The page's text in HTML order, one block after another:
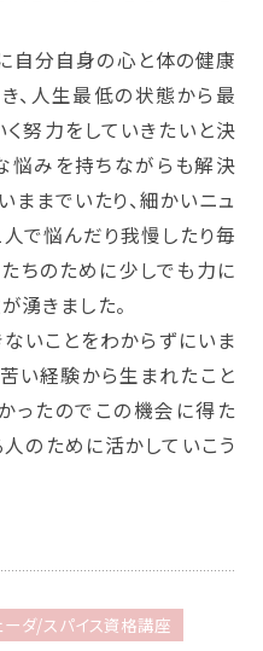
自分自身の心と体の健康
、人生最低の状態から最
く努力をしていきたいと決
悩みを持ちながらも解決
ままでいたり、細かいニュ
で悩んだり我慢したり毎
ちのために少しでも力に
湧きました。
いことをわからずにいま
い経験から生まれたこと
ったのでこの機会に得た
のために活かしていこう
ダ/スパイス資格講座